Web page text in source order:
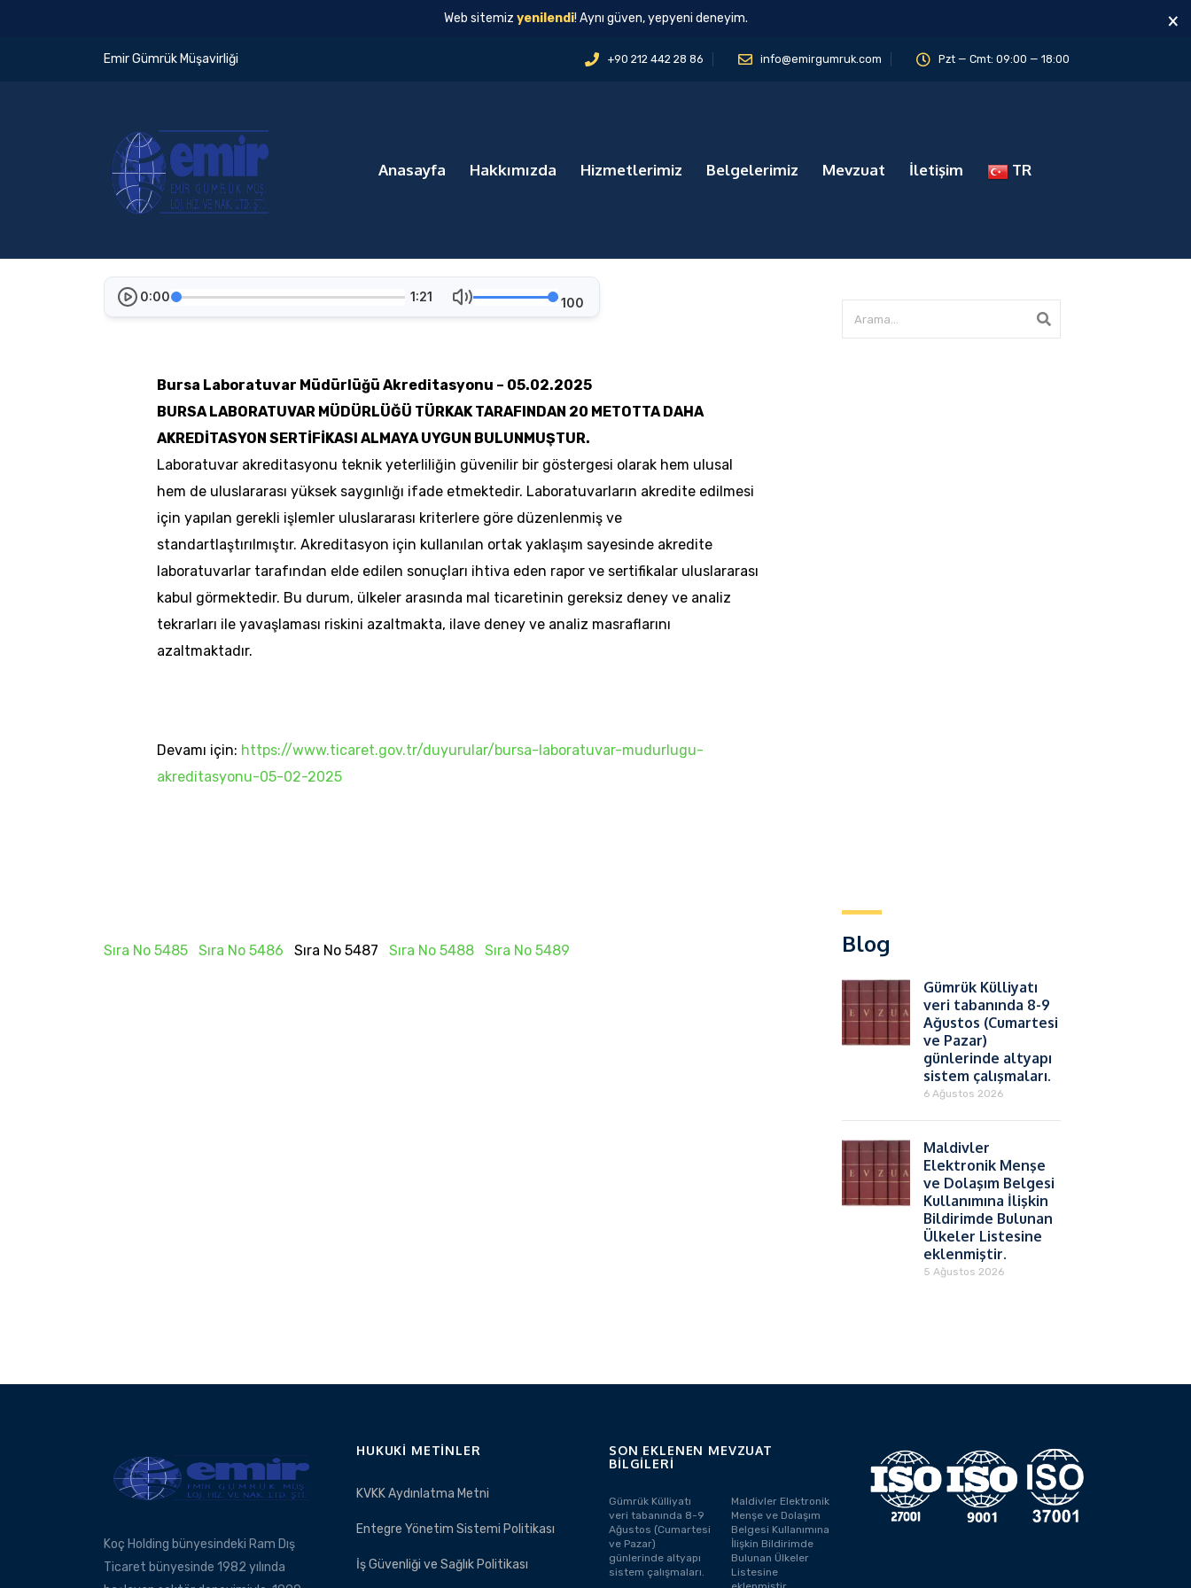
Web sitemiz yenilendi! Aynı güven, yepyeni deneyim. ×
Emir Gümrük Müşavirliği +90 212 442 28 86 info@emirgumruk.com Pzt — Cmt: 09:00 — 18:00
Anasayfa Hakkımızda Hizmetlerimiz Belgelerimiz Mevzuat İletişim TR
0:00 1:21 100
Bursa Laboratuvar Müdürlüğü Akreditasyonu – 05.02.2025
BURSA LABORATUVAR MÜDÜRLÜĞÜ TÜRKAK TARAFINDAN 20 METOTTA DAHA
AKREDİTASYON SERTİFİKASI ALMAYA UYGUN BULUNMUŞTUR.
Laboratuvar akreditasyonu teknik yeterliliğin güvenilir bir göstergesi olarak hem ulusal
hem de uluslararası yüksek saygınlığı ifade etmektedir. Laboratuvarların akredite edilmesi
için yapılan gerekli işlemler uluslararası kriterlere göre düzenlenmiş ve
standartlaştırılmıştır. Akreditasyon için kullanılan ortak yaklaşım sayesinde akredite
laboratuvarlar tarafından elde edilen sonuçları ihtiva eden rapor ve sertifikalar uluslararası
kabul görmektedir. Bu durum, ülkeler arasında mal ticaretinin gereksiz deney ve analiz
tekrarları ile yavaşlaması riskini azaltmakta, ilave deney ve analiz masraflarını
azaltmaktadır.
Devamı için: https://www.ticaret.gov.tr/duyurular/bursa-laboratuvar-mudurlugu-
akreditasyonu-05-02-2025
Sıra No 5485 Sıra No 5486 Sıra No 5487 Sıra No 5488 Sıra No 5489 Blog
Gümrük Külliyatı
veri tabanında 8-9
Ağustos (Cumartesi
ve Pazar)
günlerinde altyapı
sistem çalışmaları.
6 Ağustos 2026
Maldivler
Elektronik Menşe
ve Dolaşım Belgesi
Kullanımına İlişkin
Bildirimde Bulunan
Ülkeler Listesine
eklenmiştir.
5 Ağustos 2026
Koç Holding bünyesindeki Ram Dış
Ticaret bünyesinde 1982 yılında
HUKUKI METINLER
KVKK Aydınlatma Metni
Entegre Yönetim Sistemi Politikası
İş Güvenliği ve Sağlık Politikası
SON EKLENEN MEVZUAT
BILGILERI
Gümrük Külliyatı
veri tabanında 8-9
Ağustos (Cumartesi
ve Pazar)
günlerinde altyapı
sistem çalışmaları.
Maldivler Elektronik
Menşe ve Dolaşım
Belgesi Kullanımına
İlişkin Bildirimde
Bulunan Ülkeler
Listesine